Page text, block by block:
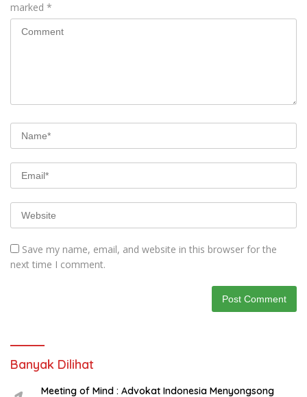
marked *
Save my name, email, and website in this browser for the
next time I comment.
Banyak Dilihat
Meeting of Mind : Advokat Indonesia Menyongsong